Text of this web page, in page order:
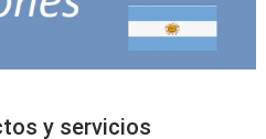
y servicios